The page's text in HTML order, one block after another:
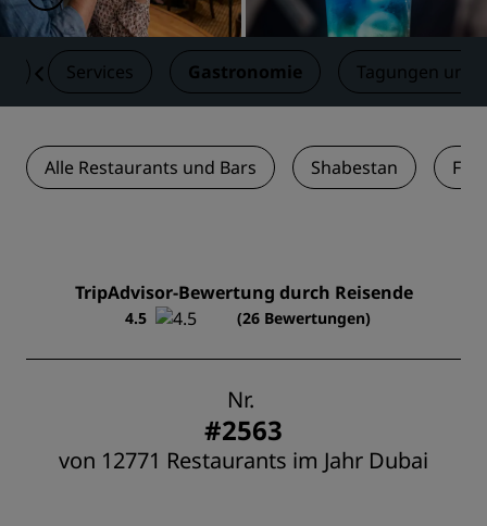
Services Gastronomie Tagungen und
Alle Restaurants und Bars Shabestan
TripAdvisor-Bewertung durch Reisende
4.5 (26 Bewertungen)
Nr.
#2563
von 12771 Restaurants im Jahr Dubai